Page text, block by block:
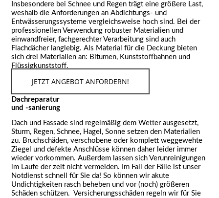
Insbesondere bei Schnee und Regen trägt eine größere Last,
weshalb die Anforderungen an Abdichtungs- und
Entwässerungssysteme vergleichsweise hoch sind. Bei der
professionellen Verwendung robuster Materialien und
einwandfreier, fachgerechter Verarbeitung sind auch
Flachdächer langlebig. Als Material für die Deckung bieten
sich drei Materialien an: Bitumen, Kunststoffbahnen und
Flüssigkunststoff.
JETZT ANGEBOT ANFORDERN!
Dachreparatur
und -sanierung
Dach und Fassade sind regelmäßig dem Wetter ausgesetzt,
Sturm, Regen, Schnee, Hagel, Sonne setzen den Materialien
zu. Bruchschäden, verschobene oder komplett weggewehte
Ziegel und defekte Anschlüsse können daher leider immer
wieder vorkommen. Außerdem lassen sich Verunreinigungen
im Laufe der zeit nicht vermeiden. Im Fall der Fälle ist unser
Notdienst schnell für Sie da! So können wir akute
Undichtigkeiten rasch beheben und vor (noch) größeren
Schäden schützen. Versicherungsschäden regeln wir für Sie